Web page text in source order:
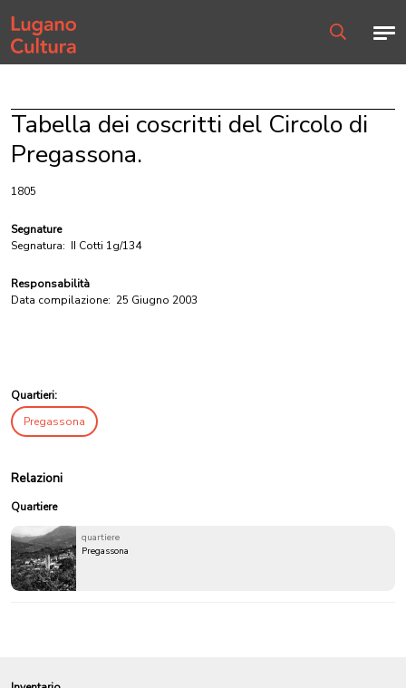
Home page
Tabella dei coscritti del Circolo di
Pregassona.
1805
Segnature
Segnatura: II Cotti 1g/134
Responsabilità
Data compilazione: 25 Giugno 2003
Quartieri:
Pregassona
Relazioni
Quartiere
quartiere
Pregassona